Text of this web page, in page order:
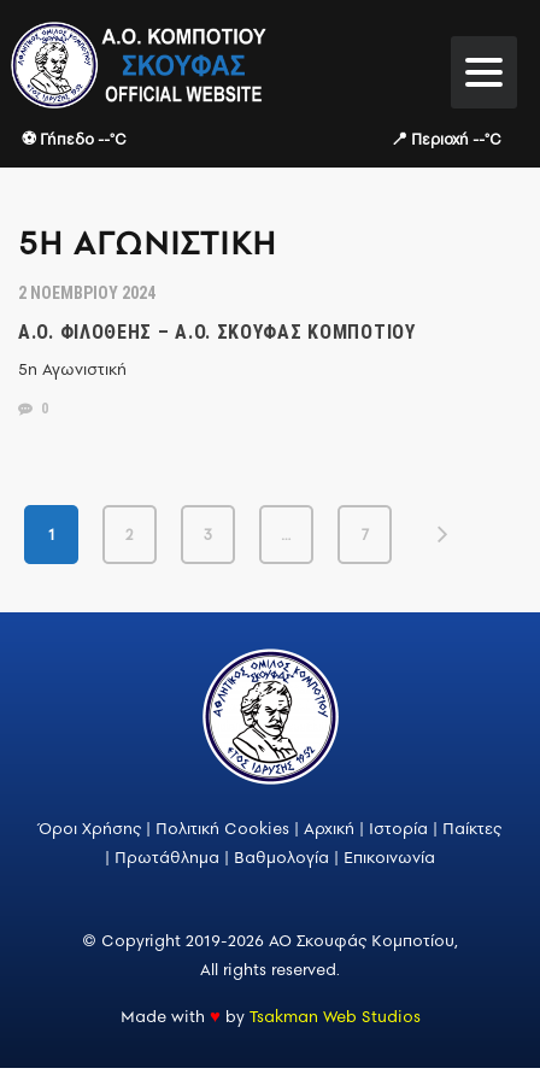
⚽ Γήπεδο --°C 📍 Περιοχή --°C
5Η ΑΓΩΝΙΣΤΙΚΉ
2 ΝΟΕΜΒΡΊΟΥ 2024
Α.Ο. ΦΙΛΟΘΈΗΣ – Α.Ο. ΣΚΟΥΦΆΣ ΚΟΜΠΟΤΊΟΥ
5η Αγωνιστική
0
1 2 3 … 7
Όροι Χρήσης | Πολιτική Cookies | Αρχική | Ιστορία | Παίκτες
| Πρωτάθλημα | Βαθμολογία | Επικοινωνία
© Copyright 2019-2026 ΑΟ Σκουφάς Κομποτίου,
All rights reserved.
Made with ♥ by Tsakman Web Studios